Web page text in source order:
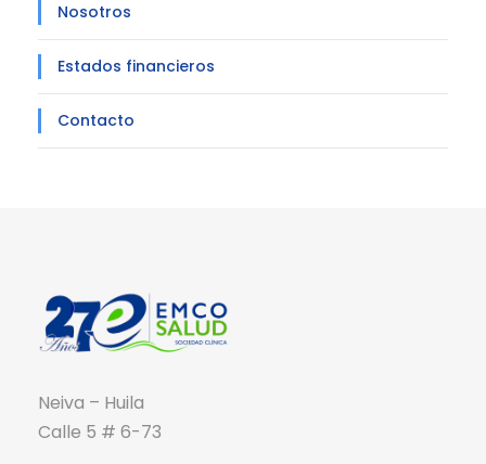
Nosotros
Estados financieros
Contacto
Neiva – Huila
Calle 5 # 6-73